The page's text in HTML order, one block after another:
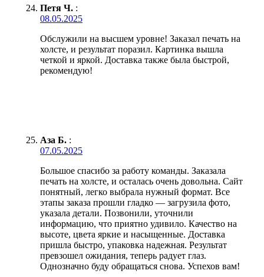
Петя Ч. :
08.05.2025
Обслужили на высшем уровне! Заказал печать на
холсте, и результат поразил. Картинка вышла
четкой и яркой. Доставка также была быстрой,
рекомендую!
Аза Б. :
07.05.2025
Большое спасибо за работу команды. Заказала
печать на холсте, и осталась очень довольна. Сайт
понятный, легко выбрала нужный формат. Все
этапы заказа прошли гладко — загрузила фото,
указала детали. Позвонили, уточнили
информацию, что приятно удивило. Качество на
высоте, цвета яркие и насыщенные. Доставка
пришла быстро, упаковка надежная. Результат
превзошел ожидания, теперь радует глаз.
Однозначно буду обращаться снова. Успехов вам!